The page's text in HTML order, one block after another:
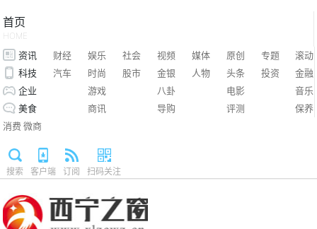
首页
HOME
资讯 财经 娱乐 社会 视频 媒体 原创 专题
滚动
科技
汽车 时尚 股市 金银 人物 头条 投资
金融
企业
游戏 八卦 电影
音乐
美食
商讯 导购 评测
保养
消费 微商
搜索 客户端 订阅 扫码关注